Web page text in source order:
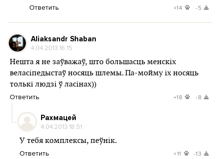
Ответить +14 -5
Aliaksandr Shaban
4.04.2013 16:15
Нешта я не заўважаў, што большасць менскіх
веласіпедыстаў носяць шлемы. Па-мойму іх носяць
толькі людзі ў ласінах))
Ответить +18 -8
Рахмацей
4.04.2013 18:51
У тебя комплексы, пеўнік.
Ответить +11 -13